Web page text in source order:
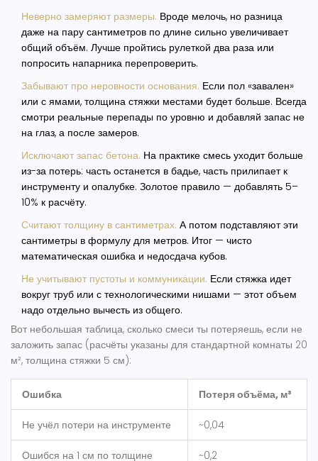
Неверно замеряют размеры. Вроде мелочь, но разница
даже на пару сантиметров по длине сильно увеличивает
общий объём. Лучше пройтись рулеткой два раза или
попросить напарника перепроверить.
Забывают про неровности основания. Если пол «завален»
или с ямами, толщина стяжки местами будет больше. Всегда
смотри реальные перепады по уровню и добавляй запас не
на глаз, а после замеров.
Исключают запас бетона. На практике смесь уходит больше
из-за потерь: часть останется в бадье, часть прилипает к
инструменту и опалубке. Золотое правило — добавлять 5–
10% к расчёту.
Считают толщину в сантиметрах. А потом подставляют эти
сантиметры в формулу для метров. Итог — чисто
математическая ошибка и недосдача кубов.
Не учитывают пустоты и коммуникации. Если стяжка идет
вокруг труб или с технологическими нишами — этот объем
надо отдельно вычесть из общего.
Вот небольшая таблица, сколько смеси ты потеряешь, если не
заложить запас (расчёты указаны для стандартной комнаты 20
м², толщина стяжки 5 см):
Ошибка Потеря объёма, м³
Не учёл потери на инструменте ~0,04
Ошибся на 1 см по толщине ~0,2